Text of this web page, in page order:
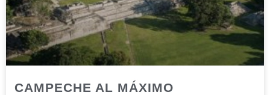
CAMPECHE AL MÁXIMO